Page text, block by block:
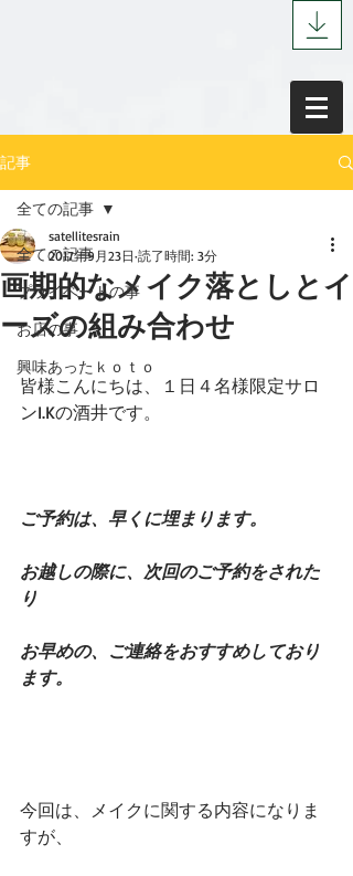
記事
全ての記事
プライベートの事
お店の事
興味あったｋｏｔｏ
全ての記事
画期的なメイク落としとイ
ーズの組み合わせ
satellitesrain
2017年9月23日 読了時間: 3分
皆様こんにちは、１日４名様限定サロ
ンI.Kの酒井です。
ご予約は、早くに埋まります。
お越しの際に、次回のご予約をされた
り
お早めの、ご連絡をおすすめしており
ます。
今回は、メイクに関する内容になりま
すが、